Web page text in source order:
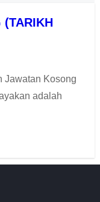
(TARIKH
Jawatan Kosong
adalah